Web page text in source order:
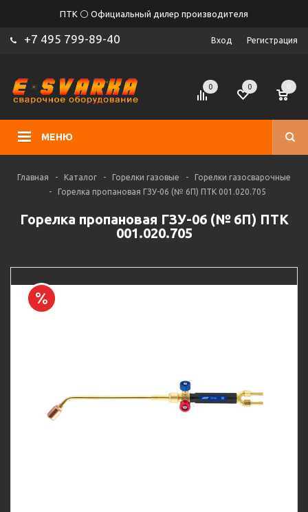
ПТК ⚪ Официальный дилер производителя
+7 495 799-89-40 Вход Регистрация
МЕНЮ
0 0
Главная - Каталог - Горелки газовые -
Горелки газосварочные
-
Горелка пропановая ГЗУ-06 (№ 6П) ПТК 001.020.705
Горелка пропановая ГЗУ-06 (№ 6П) ПТК
001.020.705